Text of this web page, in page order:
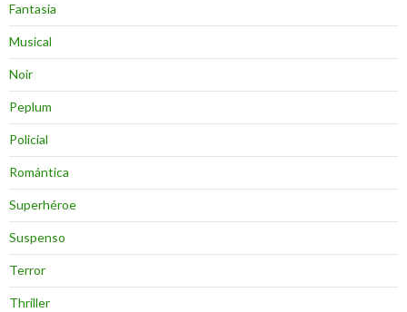
Fantasia
Musical
Noir
Peplum
Policial
Romántica
Superhéroe
Suspenso
Terror
Thriller